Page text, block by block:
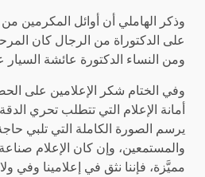
وذكر الهاملي أن أوائل المكرمين من
على الدكتوراة من الرجال كان
ومن النساء الدكتورة عائشة السيار عام
وفي الختام شكر الإعلامين على
أمانة الإعلام التي تتطلب تحري
يرسم الصورة الكاملة التي تلبي
والمستمعين، وإن كان الإعلام
مميَّزة، فإننا نثق في إعلامينا وفي